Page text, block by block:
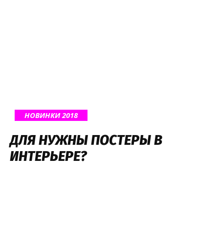
НОВИНКИ 2018
ДЛЯ НУЖНЫ ПОСТЕРЫ В
ИНТЕРЬЕРЕ?